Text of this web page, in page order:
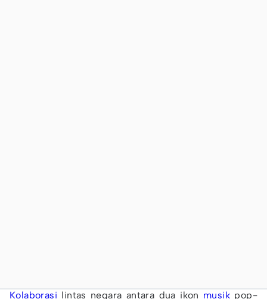
Kolaborasi lintas negara antara dua ikon musik pop-